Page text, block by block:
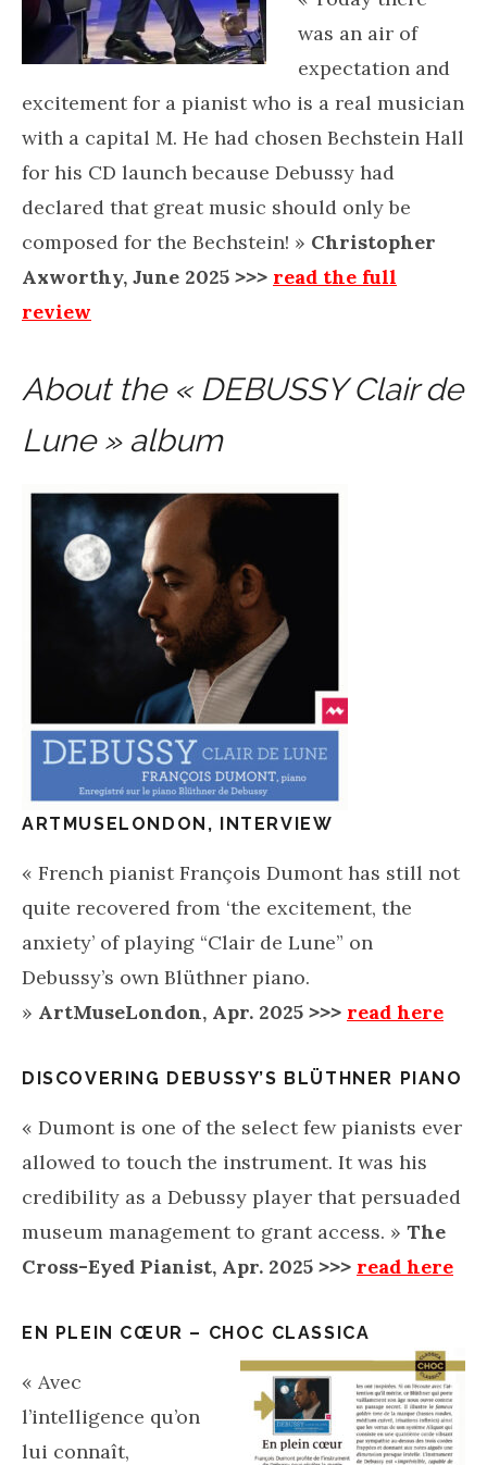
was an air of
expectation and
excitement for a pianist who is a real musician
with a capital M. He had chosen Bechstein Hall
for his CD launch because Debussy had
declared that great music should only be
composed for the Bechstein! » Christopher
Axworthy, June 2025 >>> read the full
review
About the « DEBUSSY Clair de
Lune » album
ARTMUSELONDON, INTERVIEW
« French pianist François Dumont has still not
quite recovered from ‘the excitement, the
anxiety’ of playing “Clair de Lune” on
Debussy’s own Blüthner piano.
» ArtMuseLondon, Apr. 2025 >>> read here
DISCOVERING DEBUSSY’S BLÜTHNER PIANO
« Dumont is one of the select few pianists ever
allowed to touch the instrument. It was his
credibility as a Debussy player that persuaded
museum management to grant access. » The
Cross-Eyed Pianist, Apr. 2025 >>> read here
EN PLEIN CŒUR – CHOC CLASSICA
« Avec
l’intelligence qu’on
lui connaît,